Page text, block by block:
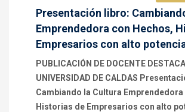
Presentación libro:
Emprendedora con Hechos,
Empresarios con alto
PUBLICACIÓN DE DOCENTE
UNIVERSIDAD DE CALDAS
Cambiando la Cultura
Historias de Empresarios con alto